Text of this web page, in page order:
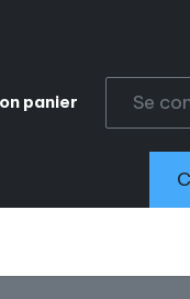
panier Se